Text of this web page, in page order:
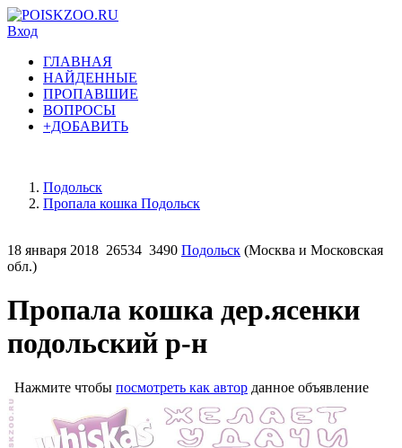
Вход
ГЛАВНАЯ
НАЙДЕННЫЕ
ПРОПАВШИЕ
ВОПРОСЫ
+ДОБАВИТЬ
Подольск
Пропала кошка Подольск
18 января 2018 26534 3490 Подольск (Москва и Московская
обл.)
Пропала кошка дер.ясенки
подольский р-н
Нажмите чтобы посмотреть как автор данное объявление